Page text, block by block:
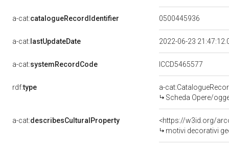
a-cat:catalogueRecordIdentifier 0500445936
a-cat: lastUpdateDate 2022-06-23
a-cat:systemRecordCode ICCD5465577
rdf:type
a-
Scheda Opere/
a-cat:describesCulturalProperty
<https://w3id.org/
motivi decorativi